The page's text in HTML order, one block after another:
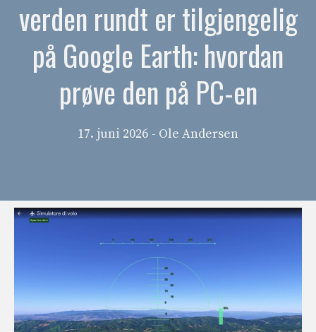
verden rundt er tilgjengelig
på Google Earth: hvordan
prøve den på PC-en
17. juni 2026 - Ole Andersen